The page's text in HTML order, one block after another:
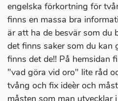
engelska förkortning för
finns en massa bra
är att ha de besvär som du
det finns saker som du kan
finns det de!! På hemsidan
"vad göra vid oro" lite råd
tvång och fix ideèr och
måsten som man utvecklar